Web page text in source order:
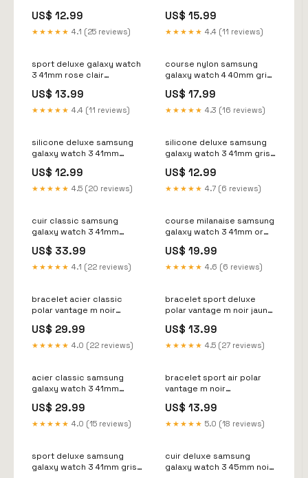
US$ 12.99
★★★★★ 4.1 (25 reviews)
US$ 15.99
★★★★★ 4.4 (11 reviews)
sport deluxe galaxy watch
3 41mm rose clair
WGN
US$ 13.99
★★★★★ 4.4 (11 reviews)
course nylon samsung
galaxy watch 4 40mm gris
EWH
US$ 17.99
★★★★★ 4.3 (16 reviews)
silicone deluxe samsung
galaxy watch 3 41mm
365-CRT
US$ 12.99
★★★★★ 4.5 (20 reviews)
silicone deluxe samsung
galaxy watch 3 41mm gris
US$ 12.99
★★★★★ 4.7 (6 reviews)
cuir classic samsung
galaxy watch 3 41mm
6625873-001
US$ 33.99
★★★★★ 4.1 (22 reviews)
course milanaise samsung
galaxy watch 3 41mm or
US$ 19.99
★★★★★ 4.6 (6 reviews)
bracelet acier classic
polar vantage m noir
US$ 29.99
★★★★★ 4.0 (22 reviews)
bracelet sport deluxe
polar vantage m noir jaune
US$ 13.99
★★★★★ 4.5 (27 reviews)
acier classic samsung
galaxy watch 3 41mm
141-DIQ
US$ 29.99
★★★★★ 4.0 (15 reviews)
bracelet sport air polar
vantage m noir
QAU
US$ 13.99
★★★★★ 5.0 (18 reviews)
sport deluxe samsung
galaxy watch 3 41mm gris
cuir deluxe samsung
galaxy watch 3 45mm noir